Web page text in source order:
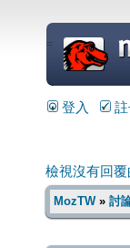
=
登入
檢視沒有回覆
MozTW» 討